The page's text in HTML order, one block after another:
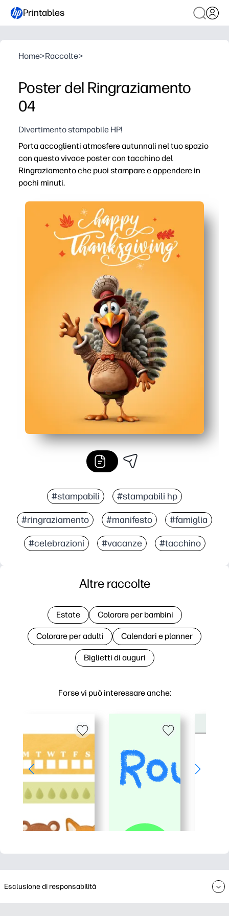
Printables
Home>Raccolte>
Poster del Ringraziamento
04
Divertimento stampabile HP!
Porta accoglienti atmosfere autunnali nel tuo spazio
con questo vivace poster con tacchino del
Ringraziamento che puoi stampare e appendere in
pochi minuti.
Decorazioni stagionali senza preparazione: basta
Coinvolge i bambini in chiacchiere natalizie: usa
Flessibile per la casa o l'aula: stampa su carta o
Funge anche da luogo per imparare e fotografare:
#stampabili #stampabili hp
#ringraziamento #manifesto #famiglia
#celebrazioni #vacanze #tacchino
Forse vi può interessare anche:
Altre raccolte
Estate Colorare per bambini
Colorare per adulti Calendari e planner
Biglietti di auguri
Esclusione di responsabilità